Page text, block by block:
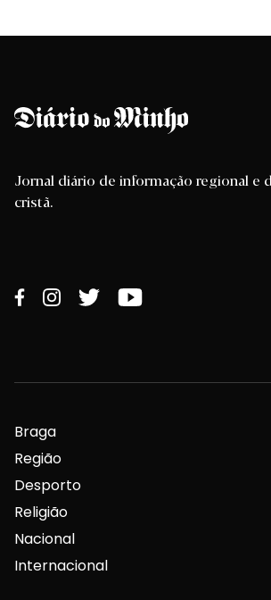
Jornal diário de informação regional e
cristã.
Braga
Região
Desporto
Religião
Nacional
Internacional